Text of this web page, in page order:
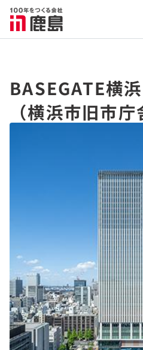
BASEGATE横
（横浜市旧市庁